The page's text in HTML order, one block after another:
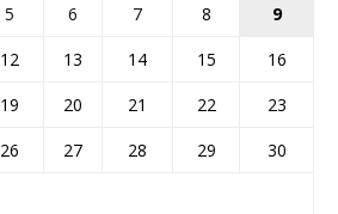
5 6 7 8
9
12 13 14 15
16
19 20 21 22
23
26 27 28 29
30